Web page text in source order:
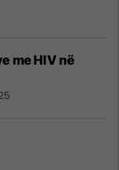
me HIV në